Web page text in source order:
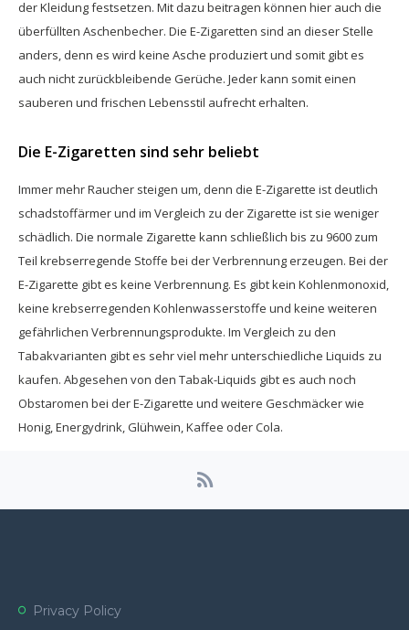
der Kleidung festsetzen. Mit dazu beitragen können hier auch die
überfüllten Aschenbecher. Die E-Zigaretten sind an dieser Stelle
anders, denn es wird keine Asche produziert und somit gibt es
auch nicht zurückbleibende Gerüche. Jeder kann somit einen
sauberen und frischen Lebensstil aufrecht erhalten.
Die E-Zigaretten sind sehr beliebt
Immer mehr Raucher steigen um, denn die E-Zigarette ist deutlich
schadstoffärmer und im Vergleich zu der Zigarette ist sie weniger
schädlich. Die normale Zigarette kann schließlich bis zu 9600 zum
Teil krebserregende Stoffe bei der Verbrennung erzeugen. Bei der
E-Zigarette gibt es keine Verbrennung. Es gibt kein Kohlenmonoxid,
keine krebserregenden Kohlenwasserstoffe und keine weiteren
gefährlichen Verbrennungsprodukte. Im Vergleich zu den
Tabakvarianten gibt es sehr viel mehr unterschiedliche Liquids zu
kaufen. Abgesehen von den Tabak-Liquids gibt es auch noch
Obstaromen bei der E-Zigarette und weitere Geschmäcker wie
Honig, Energydrink, Glühwein, Kaffee oder Cola.
Privacy Policy